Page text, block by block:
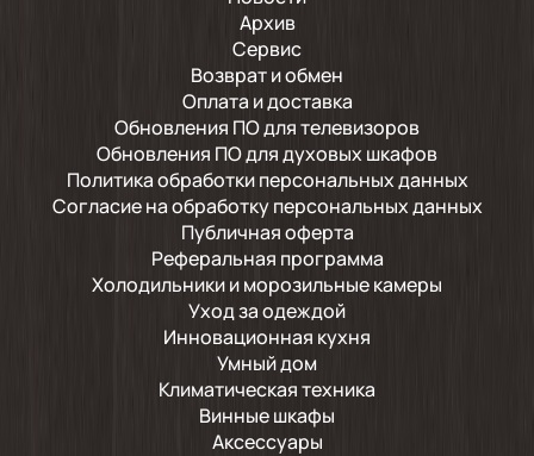
Архив
Сервис
Возврат и обмен
Оплата и доставка
Обновления ПО для телевизоров
Обновления ПО для духовых шкафов
Политика обработки персональных данных
Согласие на обработку персональных данных
Публичная оферта
Реферальная программа
Холодильники и морозильные камеры
Уход за одеждой
Инновационная кухня
Умный дом
Климатическая техника
Винные шкафы
Аксессуары